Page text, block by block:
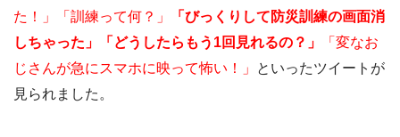
た！」「訓練って何？」
「びっくりして防災訓練の画面消
しちゃった」「どうしたらもう1回見れるの？」
「変なお
じさんが急にスマホに映って怖い！」
といったツイートが
見られました。